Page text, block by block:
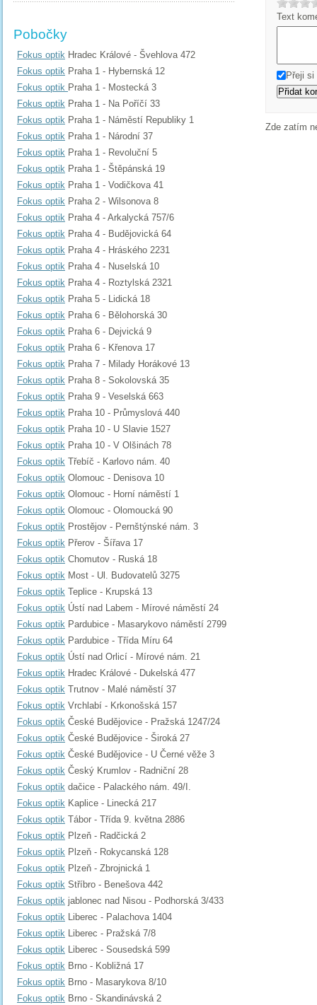
Pobočky
Fokus optik Hradec Králové - Švehlova 472
Fokus optik Praha 1 - Hybernská 12
Fokus optik Praha 1 - Mostecká 3
Fokus optik Praha 1 - Na Poříčí 33
Fokus optik Praha 1 - Náměstí Republiky 1
Fokus optik Praha 1 - Národní 37
Fokus optik Praha 1 - Revoluční 5
Fokus optik Praha 1 - Štěpánská 19
Fokus optik Praha 1 - Vodičkova 41
Fokus optik Praha 2 - Wilsonova 8
Fokus optik Praha 4 - Arkalycká 757/6
Fokus optik Praha 4 - Budějovická 64
Fokus optik Praha 4 - Hráského 2231
Fokus optik Praha 4 - Nuselská 10
Fokus optik Praha 4 - Roztylská 2321
Fokus optik Praha 5 - Lidická 18
Fokus optik Praha 6 - Bělohorská 30
Fokus optik Praha 6 - Dejvická 9
Fokus optik Praha 6 - Křenova 17
Fokus optik Praha 7 - Milady Horákové 13
Fokus optik Praha 8 - Sokolovská 35
Fokus optik Praha 9 - Veselská 663
Fokus optik Praha 10 - Průmyslová 440
Fokus optik Praha 10 - U Slavie 1527
Fokus optik Praha 10 - V Olšinách 78
Fokus optik Třebíč - Karlovo nám. 40
Fokus optik Olomouc - Denisova 10
Fokus optik Olomouc - Horní náměstí 1
Fokus optik Olomouc - Olomoucká 90
Fokus optik Prostějov - Pernštýnské nám. 3
Fokus optik Přerov - Šířava 17
Fokus optik Chomutov - Ruská 18
Fokus optik Most - Ul. Budovatelů 3275
Fokus optik Teplice - Krupská 13
Fokus optik Ústí nad Labem - Mírové náměstí 24
Fokus optik Pardubice - Masarykovo náměstí 2799
Fokus optik Pardubice - Třída Míru 64
Fokus optik Ústí nad Orlicí - Mírové nám. 21
Fokus optik Hradec Králové - Dukelská 477
Fokus optik Trutnov - Malé náměstí 37
Fokus optik Vrchlabí - Krkonošská 157
Fokus optik České Budějovice - Pražská 1247/24
Fokus optik České Budějovice - Široká 27
Fokus optik České Budějovice - U Černé věže 3
Fokus optik Český Krumlov - Radniční 28
Fokus optik dačice - Palackého nám. 49/I.
Fokus optik Kaplice - Linecká 217
Fokus optik Tábor - Třída 9. května 2886
Fokus optik Plzeň - Radčická 2
Fokus optik Plzeň - Rokycanská 128
Fokus optik Plzeň - Zbrojnická 1
Fokus optik Stříbro - Benešova 442
Fokus optik jablonec nad Nisou - Podhorská 3/433
Fokus optik Liberec - Palachova 1404
Fokus optik Liberec - Pražská 7/8
Fokus optik Liberec - Sousedská 599
Fokus optik Brno - Kobližná 17
Fokus optik Brno - Masarykova 8/10
Fokus optik Brno - Skandinávská 2
Text
Přeji
Zde zatím